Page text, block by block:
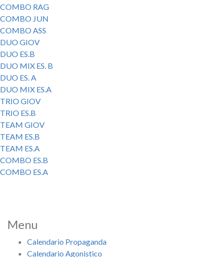
COMBO RAG
COMBO JUN
COMBO ASS
DUO GIOV
DUO ES.B
DUO MIX ES. B
DUO ES. A
DUO MIX ES.A
TRIO GIOV
TRIO ES.B
TEAM GIOV
TEAM ES.B
TEAM ES.A
COMBO ES.B
COMBO ES.A
Menu
Calendario Propaganda
Calendario Agonistico